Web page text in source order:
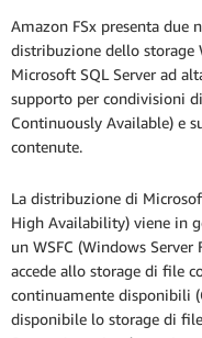
Amazon FSx presenta due
distribuzione dello storage
Microsoft SQL Server ad
supporto per condivisioni
Continuously Available) e
contenute.
La distribuzione di
High Availability) viene in
un WSFC (Windows Server
accede allo storage di file
continuamente disponibili
disponibile lo storage di